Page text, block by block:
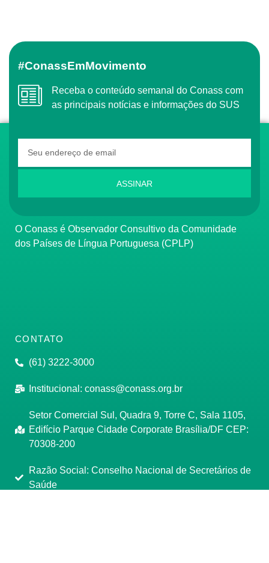
#ConassEmMovimento
Receba o conteúdo semanal do Conass com
as principais notícias e informações do SUS
ASSINAR
O Conass é Observador Consultivo da Comunidade
dos Países de Língua Portuguesa (CPLP)
CONTATO
(61) 3222-3000
Institucional: conass@conass.org.br
Setor Comercial Sul, Quadra 9, Torre C, Sala 1105,
Edifício Parque Cidade Corporate Brasília/DF CEP:
70308-200
Razão Social: Conselho Nacional de Secretários de
Saúde